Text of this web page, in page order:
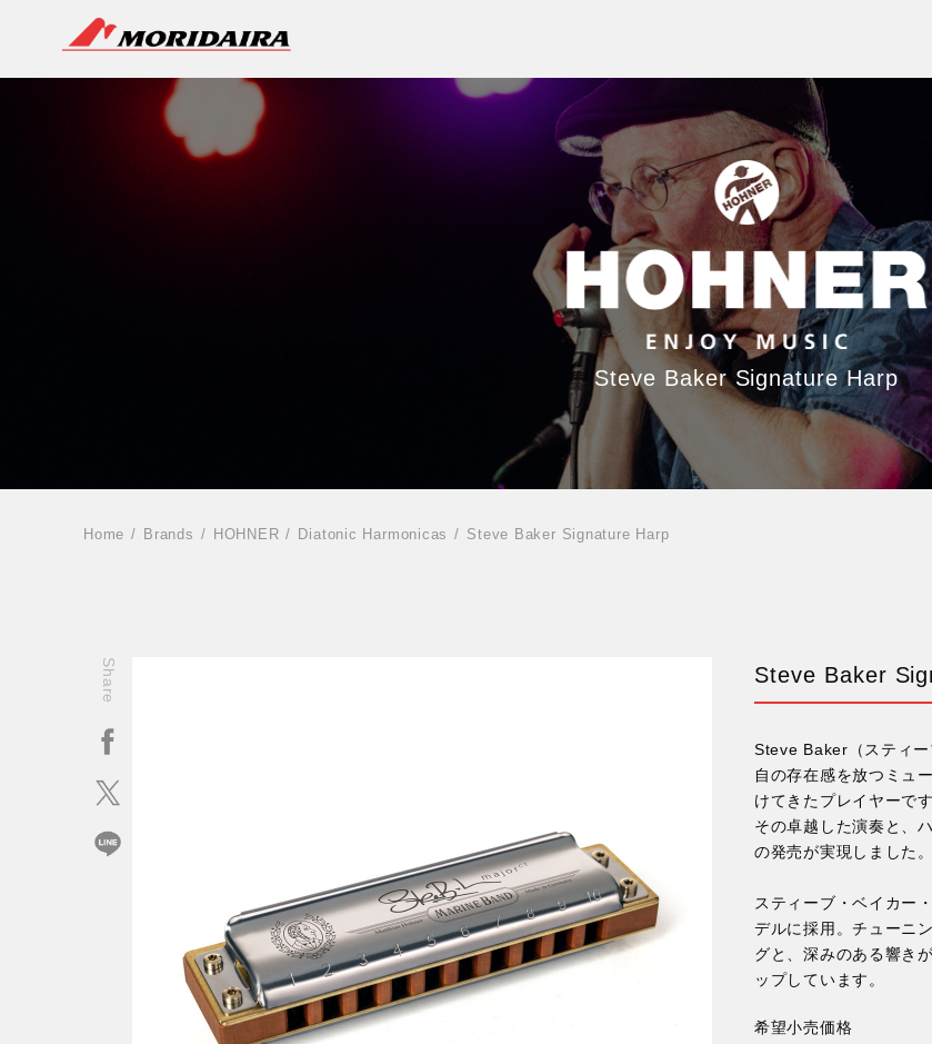
Steve Baker Signature Harp
Home Brands HOHNER Diatonic Harmonicas Steve Baker Signature Harp
Share Steve Baker
Steve Baker（スティ
自の存在感を放つミュ
けてきたプレイヤーです
その卓越した演奏と、
の発売が実現しました。
スティーブ・ベイカー
デルに採用。チューニ
グと、深みのある響き
ップしています。
希望小売価格